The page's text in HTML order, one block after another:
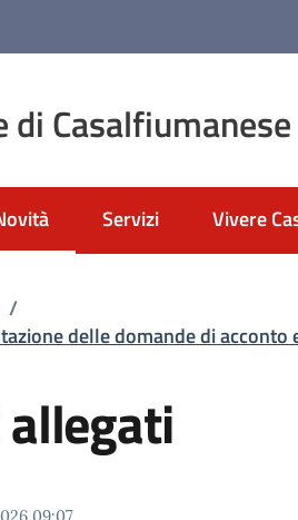
di Casalfiumanese
selezionato
Servizi Vivere
/
delle domande di